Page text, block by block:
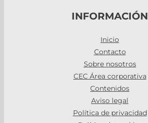
INFORMACIÓN
Inicio
Contacto
Sobre nosotros
CEC Área corporativa
Contenidos
Aviso legal
Política de privacidad